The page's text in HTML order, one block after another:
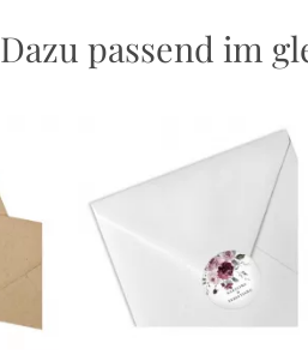
Dazu passend im